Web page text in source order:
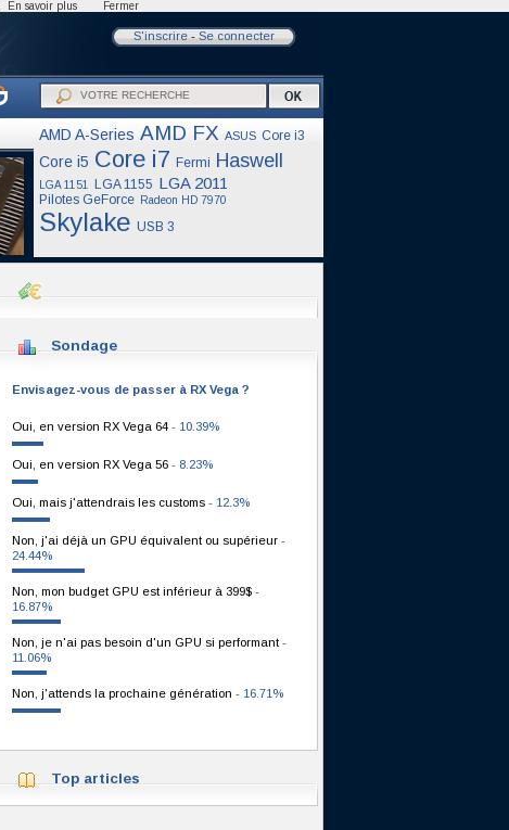
S'inscrire- Se connecter
AMD A-Series AMD FX ASUS Core i3
Core i5 Core i7 Fermi Haswell
LGA 1151 LGA 1155 LGA 2011
Pilotes GeForce Radeon HD 7970
Skylake USB 3
Sondage
Envisagez-vous de passer à RX Vega ?
Oui, en version RX Vega 64 - 10.39%
Oui, en version RX Vega 56 - 8.23%
Oui, mais j'attendrais les customs - 12.3%
Non, j'ai déjà un GPU équivalent ou supérieur -
24.44%
Non, mon budget GPU est inférieur à 399$ -
16.87%
Non, je n'ai pas besoin d'un GPU si performant -
11.06%
Non, j'attends la prochaine génération - 16.71%
Top articles
En savoir plus Fermer